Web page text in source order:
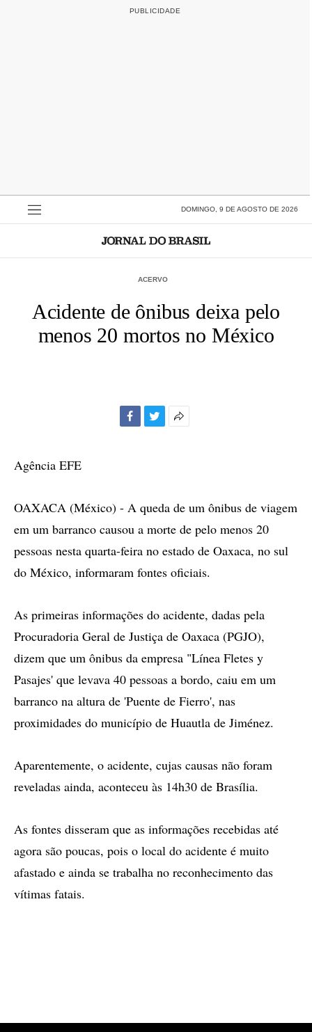
DOMINGO, 9 DE AGOSTO DE 2026
ACERVO
Acidente de ônibus deixa pelo
menos 20 mortos no México
Agência EFE
OAXACA (México) - A queda de um ônibus de viagem
em um barranco causou a morte de pelo menos 20
pessoas nesta quarta-feira no estado de Oaxaca, no sul
do México, informaram fontes oficiais.
As primeiras informações do acidente, dadas pela
Procuradoria Geral de Justiça de Oaxaca (PGJO),
dizem que um ônibus da empresa "Línea Fletes y
Pasajes' que levava 40 pessoas a bordo, caiu em um
barranco na altura de 'Puente de Fierro', nas
proximidades do município de Huautla de Jiménez.
Aparentemente, o acidente, cujas causas não foram
reveladas ainda, aconteceu às 14h30 de Brasília.
As fontes disseram que as informações recebidas até
agora são poucas, pois o local do acidente é muito
afastado e ainda se trabalha no reconhecimento das
vítimas fatais.